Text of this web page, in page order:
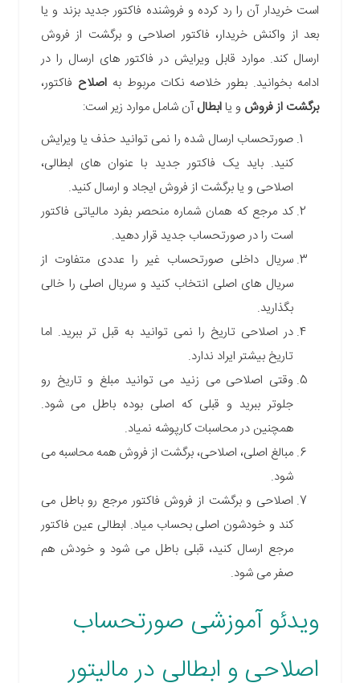
است خریدار آن را رد کرده و فروشنده فاکتور جدید بزند و یا
بعد از واکنش خریدار، فاکتور اصلاحی و برگشت از فروش
ارسال کند. موارد قابل ویرایش در فاکتور های ارسال را در
ادامه بخوانید. بطور خلاصه نکات مربوط بهاصلاح فاکتور،
برگشت از فروش و یاابطالآن شامل موارد زیر است:
صورتحساب ارسال شده را نمی توانید حذف یا ویرایش
کنید. باید یک فاکتور جدید با عنوان های ابطالی،
اصلاحی و یا برگشت از فروش ایجاد و ارسال کنید.
کد مرجع که همان شماره منحصر بفرد مالیاتی فاکتور
است را در صورتحساب جدید قرار دهید.
سریال داخلی صورتحساب غیر را عددی متفاوت از
سریال های اصلی انتخاب کنید و سریال اصلی را خالی
بگذارید.
در اصلاحی تاریخ را نمی توانید به قبل تر ببرید. اما
تاریخ بیشتر ایراد ندارد.
وقتی اصلاحی می زنید می توانید مبلغ و تاریخ رو
جلوتر ببرید و قبلی که اصلی بوده باطل می شود.
همچنین در محاسبات کارپوشه نمیاد.
مبالغ اصلی، اصلاحی، برگشت از فروش همه محاسبه می
شود.
اصلاحی و برگشت از فروش فاکتور مرجع رو باطل می
کند و خودشون اصلی بحساب میاد. ابطالی عین فاکتور
مرجع ارسال کنید، قبلی باطل می شود و خودش هم
صفر می شود.
ویدئو آموزشی صورتحساب
اصلاحی و ابطالی در مالیتور